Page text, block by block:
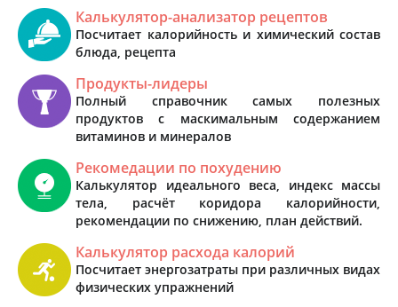
Калькулятор-анализатор рецептов
Посчитает калорийность и химический состав
блюда, рецепта
Продукты-лидеры
Полный справочник самых полезных
продуктов с маскимальным содержанием
витаминов и минералов
Рекомедации по похудению
Калькулятор идеального веса, индекс массы
тела, расчёт коридора калорийности,
рекомендации по снижению, план действий.
Калькулятор расхода калорий
Посчитает энергозатраты при различных видах
физических упражнений